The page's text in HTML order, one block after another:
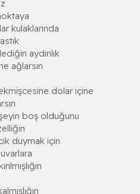
kulaklarında
aydınlık
ağlarsın
dolar içine
boş olduğunu
duymak için